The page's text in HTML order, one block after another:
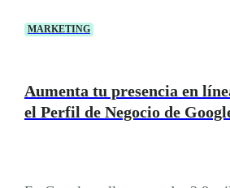
MARKETING
Aumenta tu presencia en
el Perfil de Negocio de